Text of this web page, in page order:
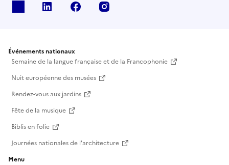
Linkedin Facebook
Événements nationaux
Semaine de la langue française et de la Francophonie
Nuit européenne des musées
Rendez-vous aux jardins
Fête de la musique
Biblis en folie
Journées nationales de l'architecture
Menu